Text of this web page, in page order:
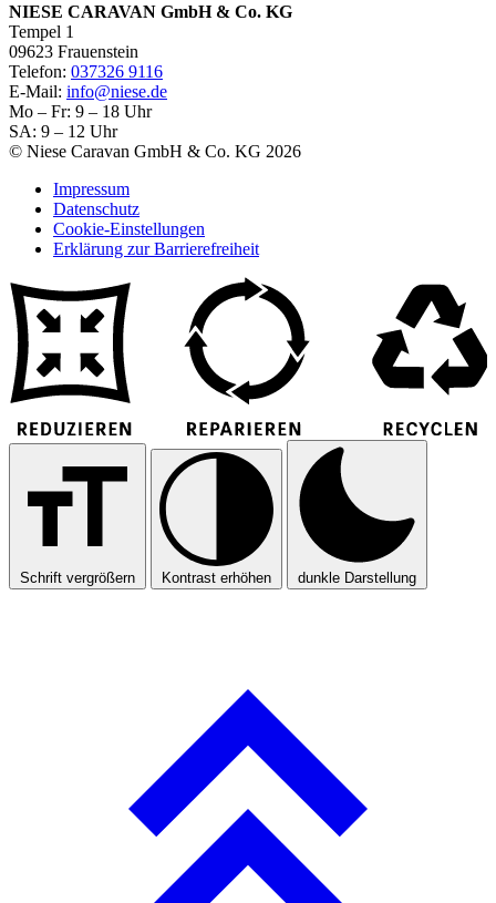
NIESE CARAVAN GmbH & Co. KG
Tempel 1
09623 Frauenstein
Telefon: 037326 9116
E-Mail: info@niese.de
Mo – Fr: 9 – 18 Uhr
SA: 9 – 12 Uhr
© Niese Caravan GmbH & Co. KG 2026
Impressum
Datenschutz
Cookie-Einstellungen
Erklärung zur Barrierefreiheit
Schrift vergrößern Kontrast erhöhen dunkle Darstellung